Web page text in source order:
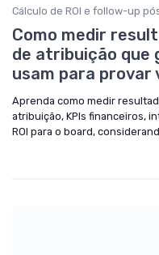
Cálculo de ROI e follow-up
Como medir
de atribuição que
usam para provar
Aprenda como medir
atribuição, KPIs financeiros,
ROI para o board,